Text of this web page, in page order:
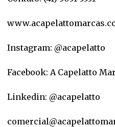
Instagram: @acapelatto
Facebook: A Capelatto
Linkedin: @acapelatto